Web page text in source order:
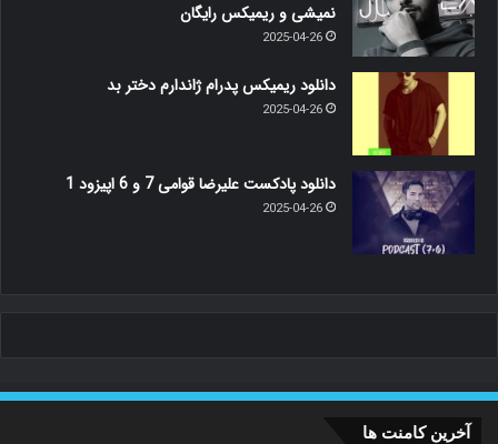
نمیشی و ریمیکس رایگان
2025-04-26
دانلود ریمیکس پدرام ژاندارم دختر بد
2025-04-26
دانلود پادکست علیرضا قوامی 7 و 6 اپیزود 1
2025-04-26
آخرین کامنت ها